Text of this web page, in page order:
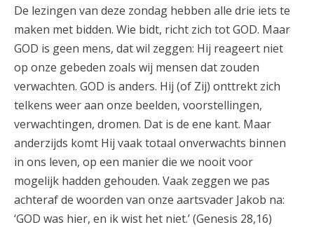
De lezingen van deze zondag hebben alle drie iets te
maken met bidden. Wie bidt, richt zich tot GOD. Maar
GOD is geen mens, dat wil zeggen: Hij reageert niet
op onze gebeden zoals wij mensen dat zouden
verwachten. GOD is anders. Hij (of Zij) onttrekt zich
telkens weer aan onze beelden, voorstellingen,
verwachtingen, dromen. Dat is de ene kant. Maar
anderzijds komt Hij vaak totaal onverwachts binnen
in ons leven, op een manier die we nooit voor
mogelijk hadden gehouden. Vaak zeggen we pas
achteraf de woorden van onze aartsvader Jakob na:
‘GOD was hier, en ik wist het niet.’ (Genesis 28,16)